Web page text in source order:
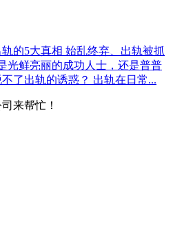
的5大真相 始乱终弃、出轨被抓
光鲜亮丽的成功人士，还是普普
了出轨的诱惑？ 出轨在日常...
来帮忙！